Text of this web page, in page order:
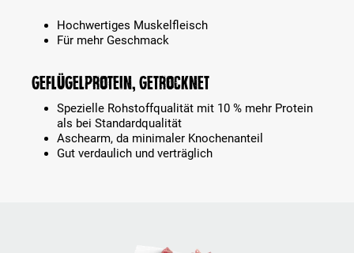
Hochwertiges Muskelfleisch
Für mehr Geschmack
Geflügelprotein, getrocknet
Spezielle Rohstoffqualität mit 10 % mehr Protein
als bei Standardqualität
Aschearm, da minimaler Knochenanteil
Gut verdaulich und verträglich